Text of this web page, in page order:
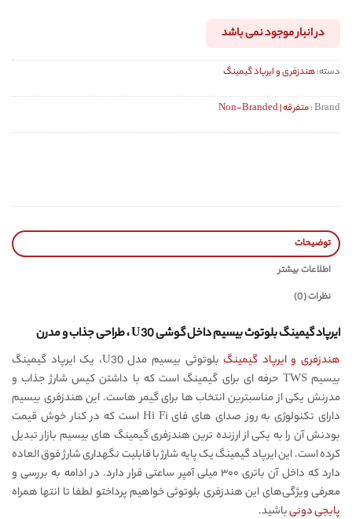
در انبار موجود نمی باشد
دسته:هندزفری و ایرپاد گیمینگ
Brand : متفرقه | Non-Branded
توضیحات
اطلاعات بیشتر
نظرات (0)
ایرپاد گیمینگ بلوتوث بیسیم داخل گوشی U30 ، طراحی جذاب و مدرن
هندزفری و ایرپاد گیمینگ
بلوتوثی بیسیم مدل U30، یک ایرپاد گیمینگ
بیسیم TWS حرفه ای برای گیمینگ است که با داشتن کیس شارژ جذاب و
مدرنش یکی از مناسبترین انتخاب ها برای گیمر هاست. این هندزفری بیسیم
دارای تکنولوژی به روز صدای های فای Hi Fi است که در کنار خوش قیمت
بودنش آن را به یکی از ارزنده ترین هندزفری گیمینگ های بیسیم بازار تبدیل
کرده است. این ایرپاد گیمینگ یک پایه شارژ با قابلیت نگهداری شارژ فوق العاده
دارد که داخل آن باتری ۳۰۰ میلی آمپر ساعتی قرار دارد. در ادامه به بررسی و
معرفی ویژگی‌های این هندزفری بلوتوثی خواهیم پرداختو لطفا تا انتها همراه
پابجی دونیباشید.